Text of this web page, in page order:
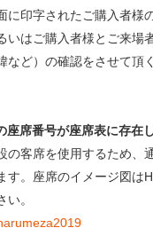
に印字されたご購入者様
いはご購入者様とご来場
など）の確認をさせて頂
座席番号が座席表に存在
の客席を使用するため、
す。座席のイメージ図は
。